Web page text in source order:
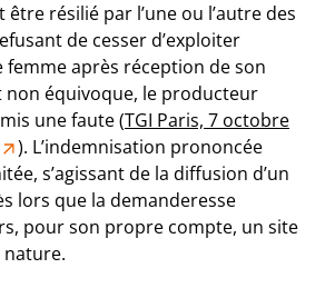
résilié par l’une ou l’autre des
de cesser d’exploiter
femme après réception de son
équivoque, le producteur
une faute (TGI Paris, 7 octobre
). L’indemnisation prononcée
s’agissant de la diffusion d’un
lors que la demanderesse
pour son propre compte, un site